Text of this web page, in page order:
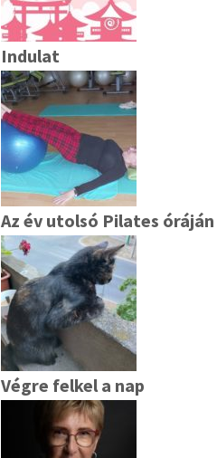
Indulat
Az év utolsó Pilates óráján
Végre felkel a nap